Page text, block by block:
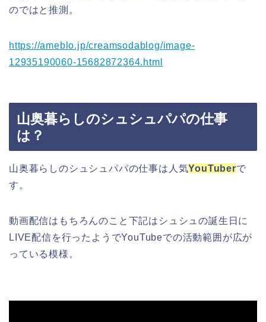
のではと推測。
https://ameblo.jp/creamsodablog/image-
12935190060-15682872364.html
山奥暮らしのシュシュパパの仕事
は？
山奥暮らしのシュシュパパの仕事は人気YouTuberで
す。
動画配信はもちろんのこと下記はシュシュの誕生日に
LIVE配信を行ったようでYouTubeでの活動範囲が広が
っている模様。